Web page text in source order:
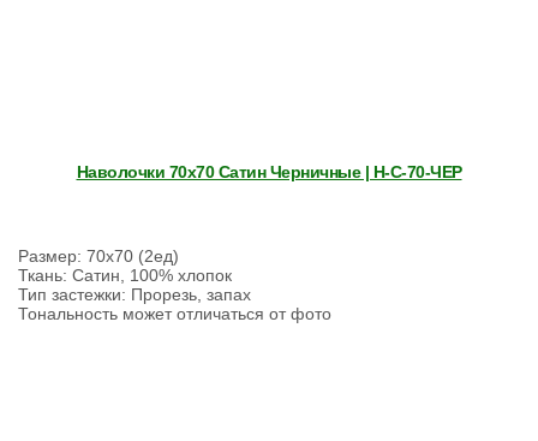
Наволочки 70х70 Сатин Черничные | Н-С-70-ЧЕР
Размер: 70х70 (2ед)
Ткань: Сатин, 100% хлопок
Тип застежки: Прорезь, запах
Тональность может отличаться от фото